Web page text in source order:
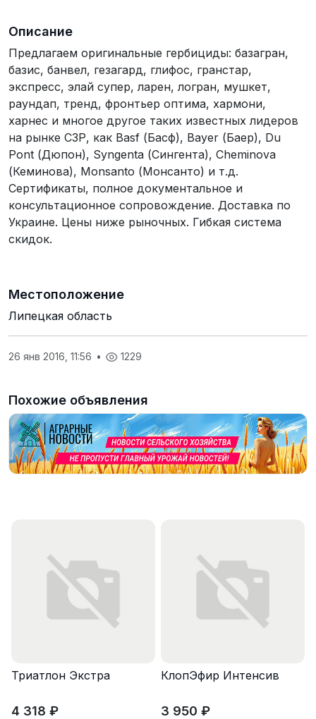
Описание
Предлагаем оригинальные гербициды: базагран,
базис, банвел, гезагард, глифос, гранстар,
экспресс, элай супер, ларен, логран, мушкет,
раундап, тренд, фронтьер оптима, хармони,
харнес и многое другое таких известных лидеров
на рынке СЗР, как Basf (Басф), Bayer (Баер), Du
Pont (Дюпон), Syngenta (Сингента), Cheminova
(Кеминова), Monsanto (Монсанто) и т.д.
Сертификаты, полное документальное и
консультационное сопровождение. Доставка по
Украине. Цены ниже рыночных. Гибкая система
скидок.
Местоположение
Липецкая область
26 янв 2016, 11:56 • 1229
Похожие объявления
Триатлон Экстра
4 318 ₽
КлопЭфир Интенсив
3 950 ₽